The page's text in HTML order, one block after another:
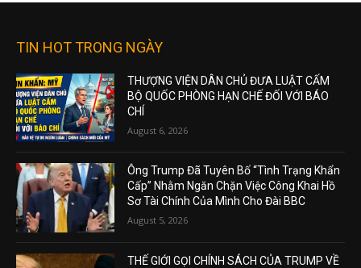
TIN HOT TRONG NGÀY
THƯỢNG VIỆN DÂN CHỦ ĐƯA LUẬT CẤM
BỘ QUỐC PHÒNG HẠN CHẾ ĐỐI VỚI BÁO
CHÍ
August 6, 2026
Ông Trump Đã Tuyên Bố “Tình Trạng Khẩn
Cấp” Nhằm Ngăn Chặn Việc Công Khai Hồ
Sơ Tài Chính Của Mình Cho Đài BBC
August 5, 2026
THẾ GIỚI GỌI CHÍNH SÁCH CỦA TRUMP VỀ